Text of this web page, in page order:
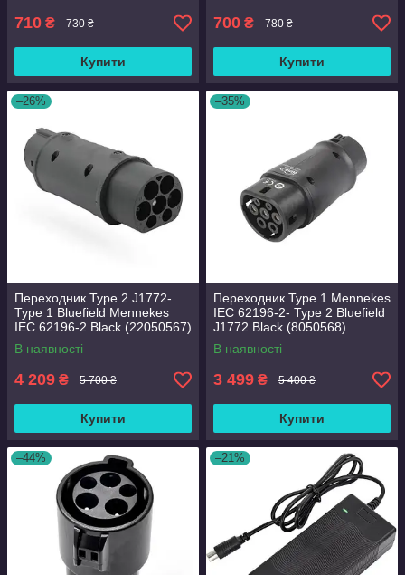
710 ₴ 730 ₴
Купити
700 ₴ 780 ₴
Купити
–26%
Переходник Type 2 J1772-
Type 1 Bluefield Mennekes
IEC 62196-2 Black (22050567)
В наявності
4 209 ₴ 5 700 ₴
Купити
–35%
Переходник Type 1 Mennekes
IEC 62196-2- Type 2 Bluefield
J1772 Black (8050568)
В наявності
3 499 ₴ 5 400 ₴
Купити
–44% –21%